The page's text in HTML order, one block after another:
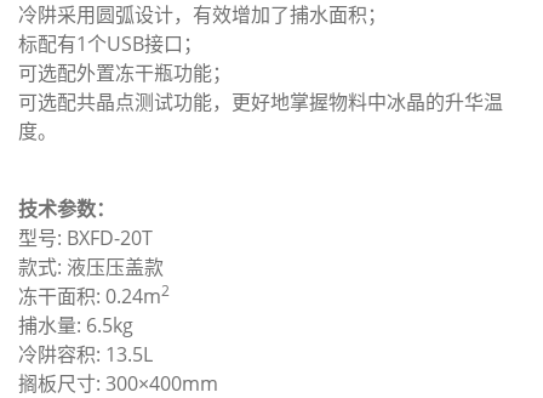
冷阱采用圆弧设计，有效增加了捕水面积；
标配有1个USB接口；
可选配外置冻干瓶功能；
可选配共晶点测试功能，更好地掌握物料中冰晶的升华温
度。
技术参数：
型号: BXFD-20T
款式: 液压压盖款
冻干面积: 0.24m2
捕水量: 6.5kg
冷阱容积: 13.5L
搁板尺寸: 300×400mm